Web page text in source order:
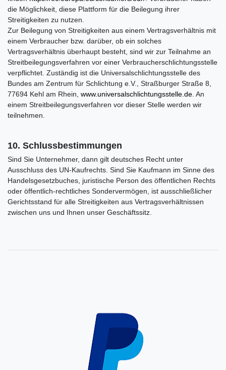
die Möglichkeit, diese Plattform für die Beilegung ihrer
Streitigkeiten zu nutzen.
Zur Beilegung von Streitigkeiten aus einem Vertragsverhältnis mit
einem Verbraucher bzw. darüber, ob ein solches
Vertragsverhältnis überhaupt besteht, sind wir zur Teilnahme an
Streitbeilegungsverfahren vor einer Verbraucherschlichtungsstelle
verpflichtet. Zuständig ist die Universalschlichtungsstelle des
Bundes am Zentrum für Schlichtung e.V., Straßburger Straße 8,
77694 Kehl am Rhein, www.universalschlichtungsstelle.de . An
einem Streitbeilegungsverfahren vor dieser Stelle werden wir
teilnehmen.
10. Schlussbestimmungen
Sind Sie Unternehmer, dann gilt deutsches Recht unter
Ausschluss des UN-Kaufrechts. Sind Sie Kaufmann im Sinne des
Handelsgesetzbuches, juristische Person des öffentlichen Rechts
oder öffentlich-rechtliches Sondervermögen, ist ausschließlicher
Gerichtsstand für alle Streitigkeiten aus Vertragsverhältnissen
zwischen uns und Ihnen unser Geschäftssitz.